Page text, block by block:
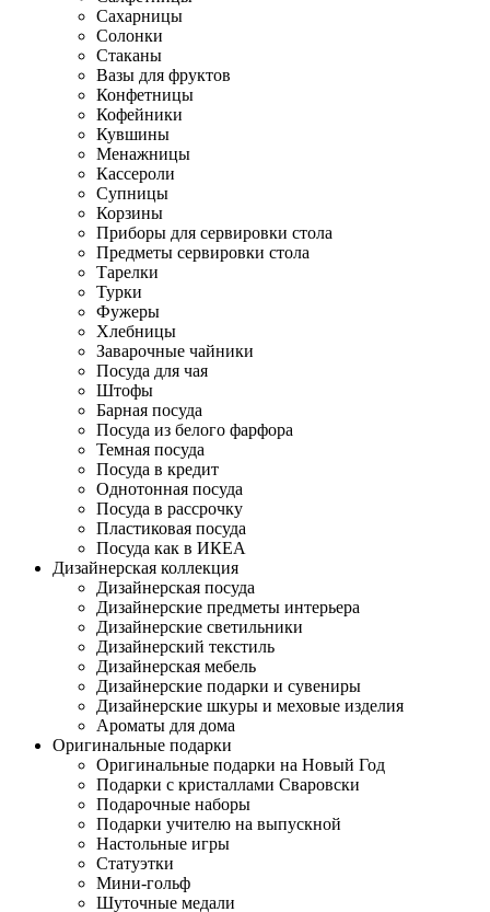
Сахарницы
Солонки
Стаканы
Вазы для фруктов
Конфетницы
Кофейники
Кувшины
Менажницы
Кассероли
Супницы
Корзины
Приборы для сервировки стола
Предметы сервировки стола
Тарелки
Турки
Фужеры
Хлебницы
Заварочные чайники
Посуда для чая
Штофы
Барная посуда
Посуда из белого фарфора
Темная посуда
Посуда в кредит
Однотонная посуда
Посуда в рассрочку
Пластиковая посуда
Посуда как в ИКЕА
Дизайнерская коллекция
Дизайнерская посуда
Дизайнерские предметы интерьера
Дизайнерские светильники
Дизайнерский текстиль
Дизайнерская мебель
Дизайнерские подарки и сувениры
Дизайнерские шкуры и меховые изделия
Ароматы для дома
Оригинальные подарки
Оригинальные подарки на Новый Год
Подарки с кристаллами Сваровски
Подарочные наборы
Подарки учителю на выпускной
Настольные игры
Статуэтки
Мини-гольф
Шуточные медали